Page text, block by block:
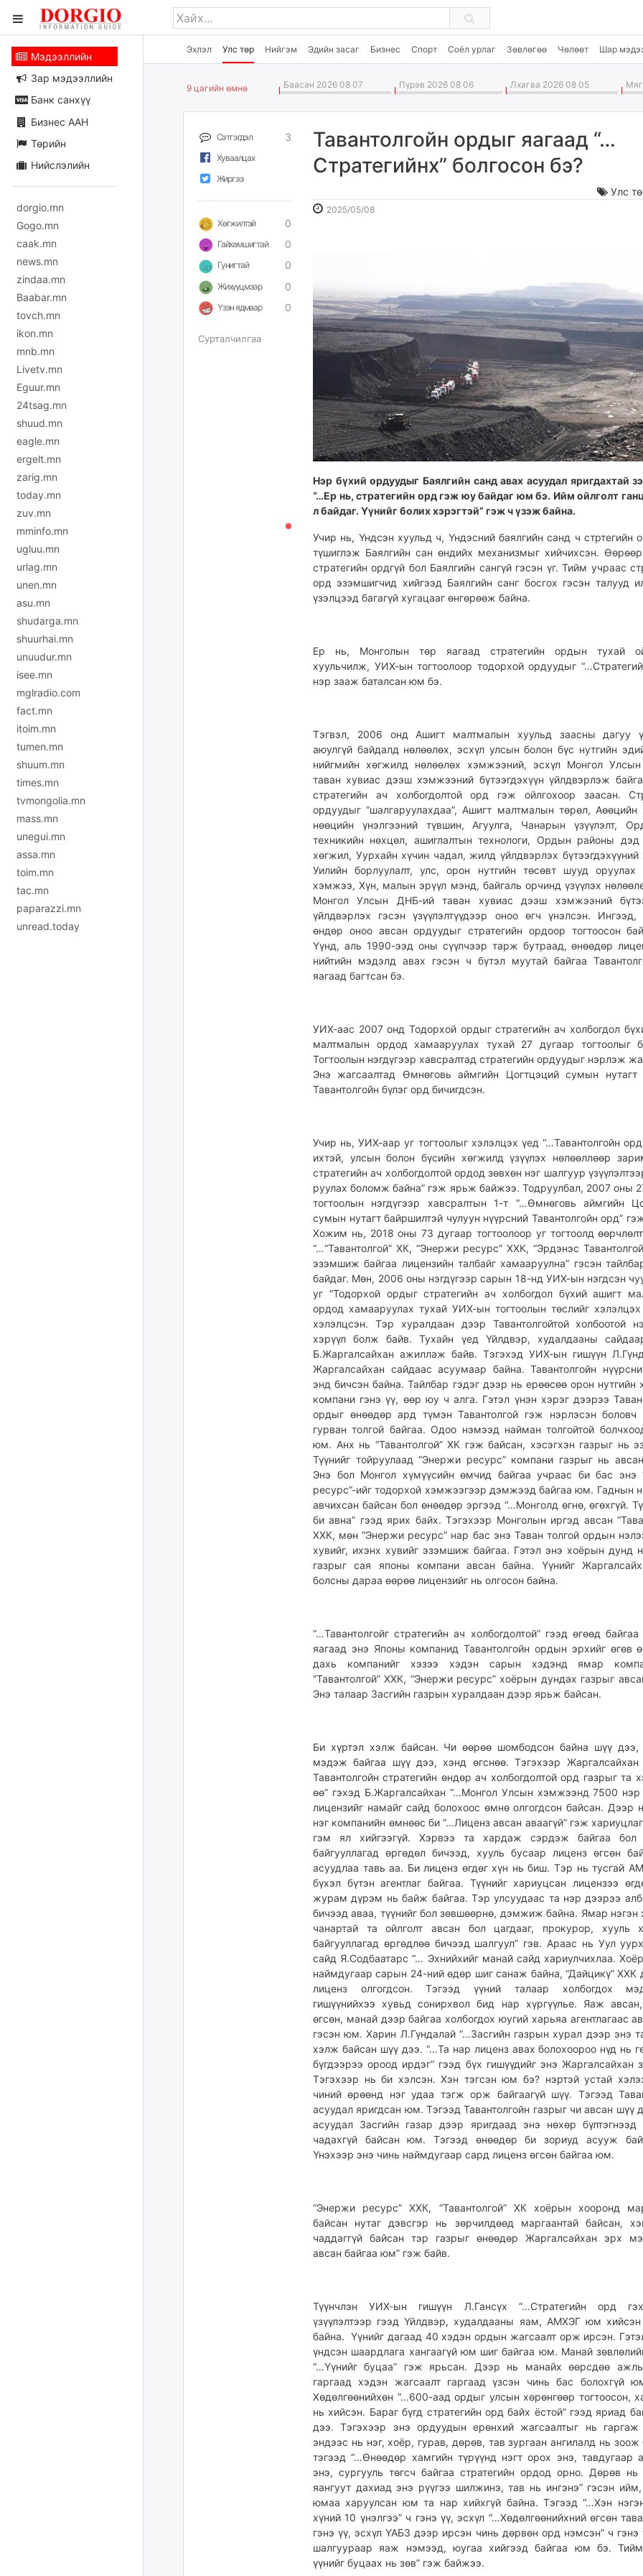
Эхлэл Улс төр Нийгэм Эдийн засаг Бизнес Спорт Соёл урлаг Зөвлөгөө Чөлөөт Шар
Мэдээллийн
Зар мэдээллийн
Банк санхүү
Бизнес ААН
Төрийн
Нийслэлийн
dorgio.mn
Gogo.mn
caak.mn
news.mn
zindaa.mn
Baabar.mn
tovch.mn
ikon.mn
mnb.mn
Livetv.mn
Eguur.mn
24tsag.mn
shuud.mn
eagle.mn
ergelt.mn
zarig.mn
today.mn
zuv.mn
mminfo.mn
ugluu.mn
urlag.mn
unen.mn
asu.mn
shudarga.mn
shuurhai.mn
unuudur.mn
isee.mn
mglradio.com
fact.mn
itoim.mn
tumen.mn
shuum.mn
times.mn
tvmongolia.mn
mass.mn
unegui.mn
assa.mn
toim.mn
tac.mn
paparazzi.mn
unread.today
9 цагийн өмнө Баасан 2026 08 07 Пүрэв 2026 08 06 Лхагва 2026 08 05
Сэтгэгдэл 3
Хуваалцах
Жиргээ
Хөгжилтэй 0
Гайхамшигтай 0
Гунигтай 0
Жихүүцмээр 0
Үзэн ядмаар 0
Сурталчилгаа
Тавантолгойн ордыг яагаад “…
Стратегийнх” болгосон бэ?
Улс
2025/05/082025-
2026-
Нэр бүхий ордуудыг Баялгийн санд авах асуудал яригдахтай
“…Ер нь, стратегийн орд гэж юу байдаг юм бэ. Ийм ойлголт
л байдаг. Үүнийг болих хэрэгтэй” гэж ч үзэж байна.
Учир нь, Үндсэн хуульд ч, Үндэсний баялгийн санд ч стртегийн
түшиглэж Баялгийн сан өндийх механизмыг хийчихсэн.
стратегийн ордгүй бол Баялгийн сангүй гэсэн үг. Тийм учраас
орд эзэмшигчид хийгээд Баялгийн санг босгох гэсэн талууд
үзэлцээд багагүй хугацааг өнгөрөөж байна.
Ер нь, Монголын төр яагаад стратегийн ордын тухай
хуульчилж, УИХ-ын тогтоолоор тодорхой ордуудыг
нэр зааж баталсан юм бэ.
Тэгвэл, 2006 онд Ашигт малтмалын хуульд заасны дагуу
аюулгүй байдалд нөлөөлөх, эсхүл улсын болон бүс нутгийн
нийгмийн хөгжилд нөлөөлөх хэмжээний, эсхүл Монгол
таван хувиас дээш хэмжээний бүтээгдэхүүн үйлдвэрлэж
стратегийн ач холбогдолтой орд гэж ойлгохоор заасан.
ордуудыг “шалгаруулахдаа”, Ашигт малтмалын төрөл,
нөөцийн үнэлгээний түвшин, Агуулга, Чанарын үзүүлэлт,
техникийн нөхцөл, ашиглалтын технологи, Ордын районы дэд
хөгжил, Уурхайн хүчин чадал, жилд үйлдвэрлэх
Уилийн борлуулалт, улс, орон нутгийн төсөвт шууд оруулах
хэмжээ, Хүн, малын эрүүл мэнд, байгаль орчинд үзүүлэх
Монгол Улсын ДНБ-ий таван хувиас дээш хэмжээний
үйлдвэрлэх гэсэн үзүүлэлтүүдээр оноо өгч үнэлсэн. Ингээд,
өндөр оноо авсан ордуудыг стратегийн ордоор тогтоосон
Үүнд, аль 1990-ээд оны сүүлчээр тарж бутраад, өнөөдөр
нийтийн мэдэлд авах гэсэн ч бүтэл муутай байгаа
яагаад багтсан бэ.
УИХ-аас 2007 онд Тодорхой ордыг стратегийн ач холбогдол
малтмалын ордод хамааруулах тухай 27 дугаар тогтоолыг
Тогтоолын нэгдүгээр хавсралтад стратегийн ордуудыг нэрлэж
Энэ жагсаалтад Өмнөговь аймгийн Цогтцэций сумын нутагт
Тавантолгойн бүлэг орд бичигдсэн.
Учир нь, УИХ-аар уг тогтоолыг хэлэлцэх үед “…Тавантолгойн
ихтэй, улсын болон бүсийн хөг­жилд үзүүлэх нөлөөллөөр
стратегийн ач холбогдолтой ор­дод зөвхөн нэг шалгуур
руулах боломж байна” гэж ярьж байжээ. Тодруулбал, 2007 оны
тогтоолын нэгдүгээр хавсралтын 1-т “…Өмнөговь аймгийн
сумын нутагт байршилтэй чулуун нүүрсний Тавантолгойн орд”
Хожим нь, 2018 оны 73 дугаар тог­тоо­лоор уг тогтоолд
“…“Тавантолгой” ХК, “Энержи ресурс” ХХК, “Эрдэнэс
эзэм­шиж байгаа лицензийн талбайг ха­маа­руулна” гэсэн
байдаг. Мөн, 2006 оны нэгдүгээр сарын 18-нд УИХ-ын нэгдсэн
уг “Тодорхой ордыг стратегийн ач холбогдол бүхий ашигт
ордод хамааруулах тухай УИХ-ын тогтоолын төслийг хэлэлцэх
хэлэлцсэн. Тэр хуралдаан дээр Тавантолгойтой холбоотой
хэрүүл болж байв. Тухайн үед Үйлдвэр, худалдааны
Б.Жаргалсайхан ажиллаж байв. Тэгэхэд УИХ-ын гишүүн
Жаргалсайхан сайдаас асуумаар байна. Тавантолгойн
энд бичсэн байна. Тайлбар гэдэг дээр нь ерөөсөө орон нутгийн
компани гэнэ үү, өөр юу ч алга. Гэтэл үнэн хэрэг дээрээ Таван
ордыг өнөөдөр ард түмэн Тавантолгой гэж нэрлэсэн боловч
гурван толгой байгаа. Одоо нэмээд найман толгойтой
юм. Анх нь “Тавантолгой” ХК гэж байсан, хэсэгхэн газрыг нь
Түүнийг тойруулаад “Энержи ресурс” компани газрыг нь
Энэ бол Монгол хүмүүсийн өмчид байгаа уч­раас би бас энэ
ресурс”-ийг то­дорхой хэмжээгээр дэмжээд байгаа юм. Гаднын
авчихсан байсан бол өнөөдөр эргээд “…Монголд өгнө, өгөхгүй.
би авна” гээд ярих байх. Тэгэхээр Монголын иргэд авсан
ХХК, мөн “Энержи ресурс” нар бас энэ Таван толгой ордын
хувийг, ихэнх хувийг эзэмшиж байгаа. Гэтэл энэ хоёрын дунд
газрыг сая японы компани авсан байна. Үүнийг
болсны дараа өөрөө лицензийг нь олгосон байна.
“…Тавантолгойг стратегийн ач холбогдолтой” гээд өгөөд
яагаад энэ Японы компанид Тавантолгойн ордын эрхийг өгөв
дахь компанийг хэзээ хэдэн сарын хэдэнд ямар
“Тавантолгой” ХХК, “Энержи ресурс” хоёрын дундах газрыг
Энэ талаар Засгийн газрын хуралдаан дээр ярьж байсан.
Би хүртэл хэлж байсан. Чи өөрөө шомбодсон байна шүү дээ,
мэдэж байгаа шүү дээ, хэнд өгснөө. Тэгэхээр Жаргалсайхан
Тавантолгойн стратегийн өндөр ач холбогдолтой орд газрыг та
өө” гэхэд Б.Жаргалсайхан “…Монгол Улсын хэмжээнд 7500 нэр
лицензийг намайг сайд болохоос өмнө олгогдсон байсан. Дээр
нэг компанийн өмнөөс би “…Лиценз авсан аваагүй” гэж
гэм ял хийгээгүй. Хэрвээ та хардаж сэрдэж байгаа бол
байгууллагад өргөдөл бичээд, хууль бусаар лиценз өгсөн
асуудлаа тавь аа. Би лиценз өгдөг хүн нь биш. Тэр нь тусгай
бүхэл бүтэн агентлаг байгаа. Түүнийг хариуцсан лицензээ
журам дүрэм нь байж байгаа. Тэр улсуудаас та нэр дээрээ
бичээд аваа, түүнийг бол зөвшөөрнө, дэмжиж байна. Ямар нэгэн
чанартай та ойлголт авсан бол цагдааг, прокурор, хууль
байгууллагад өргөдлөө бичээд шалгуул” гэв. Араас нь Уул
сайд Я.Содбаатарс “… Эхнийхийг манай сайд хариулчихлаа.
наймдугаар сарын 24-ний өдөр шиг санаж байна, “Дайцикү” ХХК
лиценз олгогдсон. Тэгээд үүний талаар холбогдох
гишүүнийхээ хувьд сонирхвол бид нар хүргүүлье. Яаж
өгсөн, манай дээр байгаа холбогдох юугий харьяа агентлагаас
гэсэн юм. Харин Л.Гүндалай “…Засгийн газрын хурал дээр энэ
хэлж байсан шүү дээ. “…Та нар лиценз авах болохоороо нүд нь
бүгдээрээ ороод ирдэг” гээд бүх гишүүдийг энэ Жаргалсайхан
Тэгэхээр нь би хэлсэн. Хэн тэгсэн юм бэ? нэртэй устай
чиний өрөөнд нэг удаа тэгж орж байгаагүй шүү. Тэгээд
асуудал яригдсан юм. Тэгээд Тавантолгойн газрыг чи авсан шүү
асуудал Засгийн газар дээр яригдаад энэ нөхөр
чадахгүй байсан юм. Тэгээд өнөөдөр би зориуд асууж
Үнэхээр энэ чинь наймдугаар сард лиценз өгсөн байгаа юм.
“Энержи ресурс” ХХК, “Тавантолгой” ХК хоёрын хооронд
байсан нутаг дэвсгэр нь зөрчилдөөд маргаантай байсан,
чаддаггүй байсан тэр газрыг өнөөдөр Жаргалсайхан эрх
авсан байгаа юм” гэж байв.
Түүнчлэн УИХ-ын гишүүн Л.Гансүх “…Стратегийн орд
үзүүлэлтээр гээд Үйлдвэр, худалдааны яам, АМХЭГ юм
байна. Үүнийг дагаад 40 хэдэн ордын жагсаалт орж ирсэн.
үндсэн шаардлага хангаагүй юм шиг байгаа юм. Манай
“…Үүнийг буцаа” гэж ярьсан. Дээр нь манайх өөрсдөө
гаргаад хэдэн жагсаалт гаргаад үзсэн чинь бас болохгүй
Хөдөлгөөнийхөн “…600-аад ордыг улсын хөрөнгөөр тогтоосон,
нь хийсэн. Бараг бүгд стратегийн орд байх ёстой” гээд яриад
дээ. Тэгэхээр энэ ордуудын ерөнхий жагсаалтыг нь гаргаж
эндээс нь нэг, хоёр, гурав, дөрөв, тав зургаан ангилалд нь зоож
тэгээд “…Өнөөдөр хамгийн түрүүнд нэгт орох энэ, тавдугаар
энэ, сургууль төгсч байгаа стратегийн ордод орно. Дөрөв
яангуут дахиад энэ рүүгээ шилжинэ, тав нь ингэнэ” гэсэн
юмаа харуулсан юм та нар хийхгүй байна. Тэгээд “…Хэн
хүний 10 үнэлгээ” ч гэнэ үү, эсхүл “…Хөдөлгөөнийхний өгсөн
гэнэ үү, эсхүл ҮАБЗ дээр ирсэн чинь дөрвөн орд нэмсэн” ч гэнэ
шалгуураар яаж нэмээд, юугаа хийгээд байгаа юм бэ.
үүнийг буцаах нь зөв” гэж байжээ.